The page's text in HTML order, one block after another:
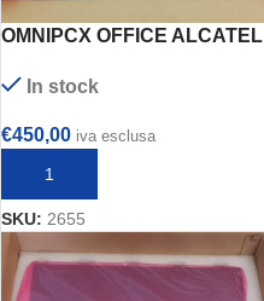
OMNIPCX OFFICE ALCATEL
3EH76174ACJB
In stock
€450,00 iva esclusa
AGGIUNGI AL CARRELLO
SKU: 2655